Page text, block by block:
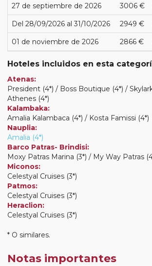
27 de septiembre de 2026 3006 €
Del 28/09/2026 al 31/10/2026 2949 €
01 de noviembre de 2026 2866 €
Hoteles incluidos en esta
Atenas:
President (4*) / Boss Boutique (4*) /
Athenes (4*)
Kalambaka:
Amalia Kalambaca (4*) / Kosta Famissi (4*)
Nauplia:
Amalia (4*)
Barco Patras- Brindisi:
Moxy Patras Marina (3*) / My Way Patras
Miconos:
Celestyal Cruises (3*)
Patmos:
Celestyal Cruises (3*)
Heraclion:
Celestyal Cruises (3*)
* O similares.
Notas importantes